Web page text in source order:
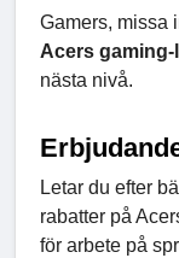
Gamers, missa
Acers
nästa nivå.
Letar du efter
rabatter på
för arbete på